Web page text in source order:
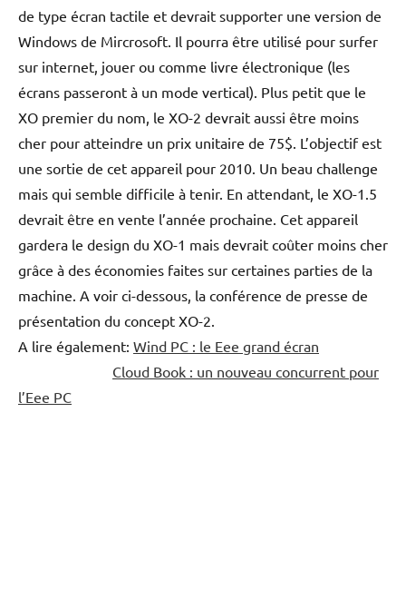
de type écran tactile et devrait supporter une version de
Windows de Mircrosoft. Il pourra être utilisé pour surfer
sur internet, jouer ou comme livre électronique (les
écrans passeront à un mode vertical). Plus petit que le
XO premier du nom, le XO-2 devrait aussi être moins
cher pour atteindre un prix unitaire de 75$. L’objectif est
une sortie de cet appareil pour 2010. Un beau challenge
mais qui semble difficile à tenir. En attendant, le XO-1.5
devrait être en vente l’année prochaine. Cet appareil
gardera le design du XO-1 mais devrait coûter moins cher
grâce à des économies faites sur certaines parties de la
machine. A voir ci-dessous, la conférence de presse de
présentation du concept XO-2.
A lire également: Wind PC : le Eee grand écran
Cloud Book : un nouveau concurrent pour
l’Eee PC